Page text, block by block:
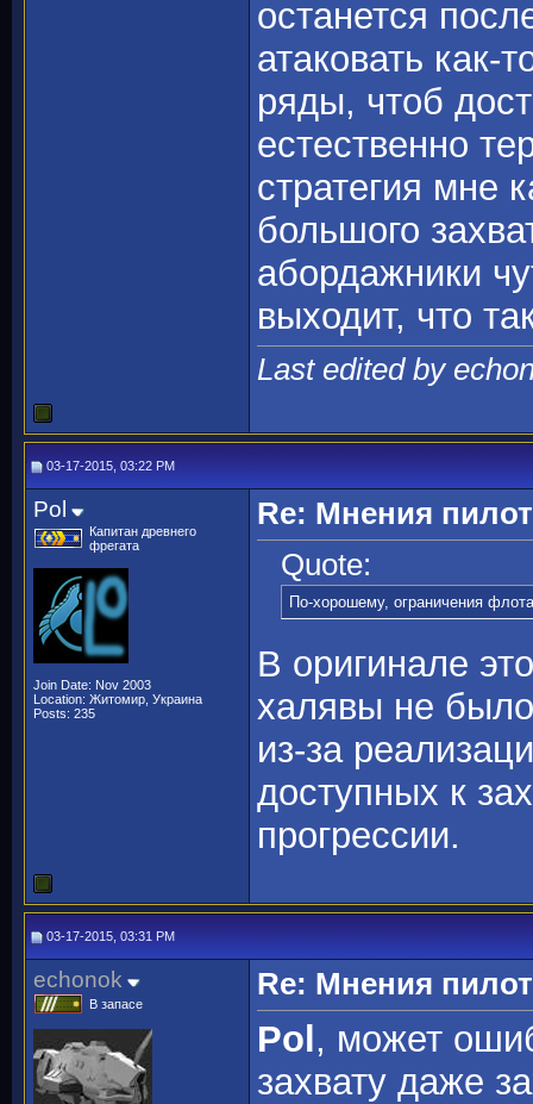
останется
атаковать как-
ряды, чтоб
естественно
стратегия мне
большого
абордажники
выходит, что
Last edited by
03-17-2015, 03:22 PM
Pol
Капитан древнего
фрегата
Join Date: Nov 2003
Location: Житомир, Украина
Posts: 235
Re: Мнения
Quote:
По-хорошему, ограничения
В оригинале
халявы не
из-за
доступных к
прогрессии.
03-17-2015, 03:31 PM
echonok
В запасе
Re: Мнения
Pol , может
захвату даже